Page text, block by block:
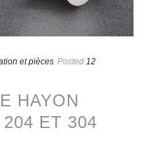
et pièces Posted 12
HAYON
ET 304